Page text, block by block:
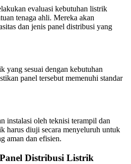
evaluasi kebutuhan listrik
tenaga ahli. Mereka akan
dan jenis panel distribusi yang
yang sesuai dengan kebutuhan
panel tersebut memenuhi standar
instalasi oleh teknisi terampil dan
harus diuji secara menyeluruh untuk
aman dan efisien.
Distribusi Listrik